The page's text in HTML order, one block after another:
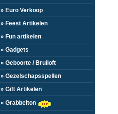
» Euro Verkoop
» Feest Artikelen
» Fun artikelen
» Gadgets
» Geboorte / Bruiloft
» Gezelschapsspellen
» Gift Artikelen
» Grabbelton